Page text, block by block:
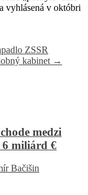
vyhlásená v októbri
ZSSR
kabinet →
medzi
miliárd €
Bačišin